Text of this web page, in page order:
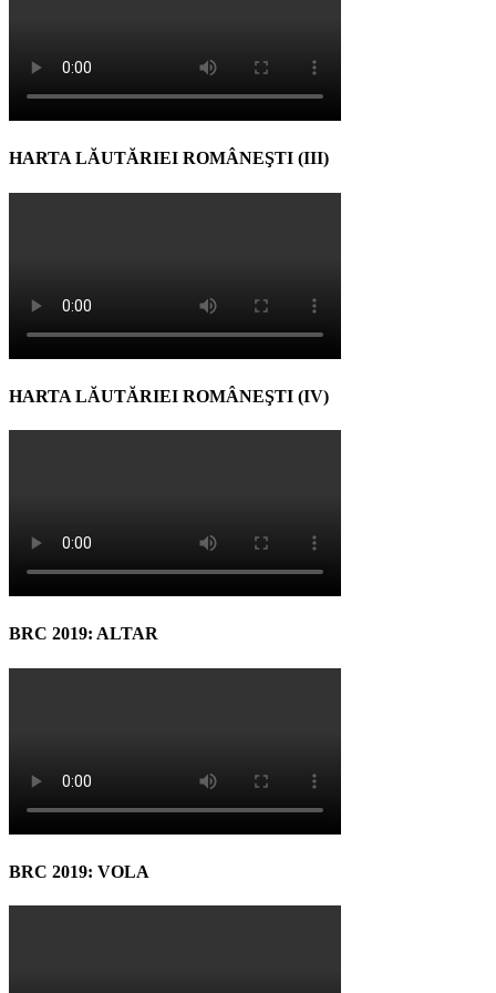
HARTA LĂUTĂRIEI ROMÂNEŞTI (III)
HARTA LĂUTĂRIEI ROMÂNEŞTI (IV)
BRC 2019: ALTAR
BRC 2019: VOLA